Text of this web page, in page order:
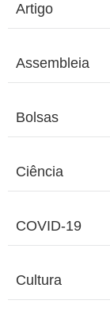
Artigo
Assembleia
Bolsas
Ciência
COVID-19
Cultura